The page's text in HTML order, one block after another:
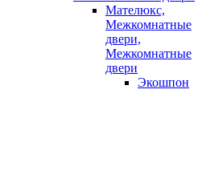
Мателюкс,
Межкомнатные
двери,
Межкомнатные
двери
Экошпон